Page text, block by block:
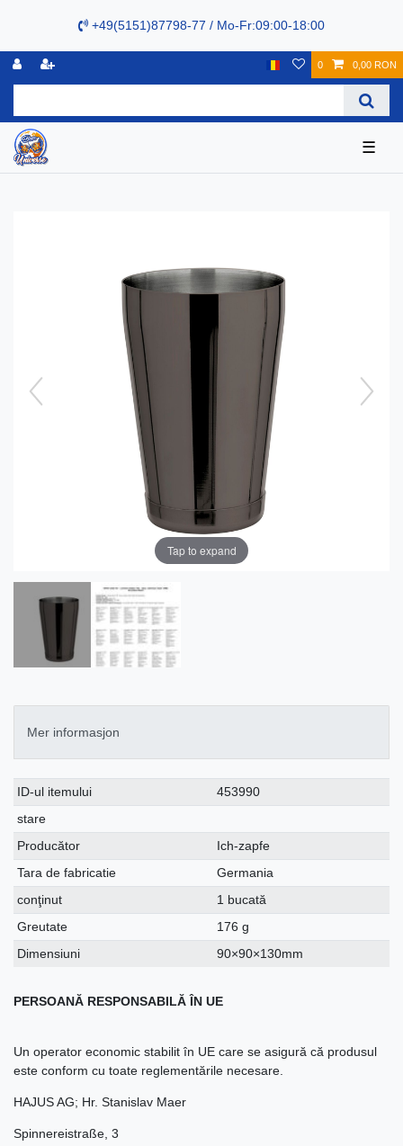
+49(5151)87798-77 / Mo-Fr:09:00-18:00
0 0,00 RON
☰
Tap to expand
Mer informasjon
Ceres::Template.singleItemTechnicalDataAttribute
Ceres::Template.singleItemTechnicalDataValue
ID-ul itemului
453990
stare
Producător
Ich-zapfe
Tara de fabricatie
Germania
conţinut
1 bucată
Greutate
176 g
Dimensiuni
90×90×130mm
PERSOANĂ RESPONSABILĂ ÎN UE
Un operator economic stabilit în UE care se asigură că produsul
este conform cu toate reglementările necesare.
HAJUS AG; Hr. Stanislav Maer
Spinnereistraße 3